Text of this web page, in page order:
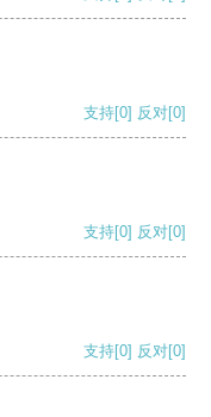
支持[0] 反对[0]
支持[0] 反对[0]
支持[0] 反对[0]